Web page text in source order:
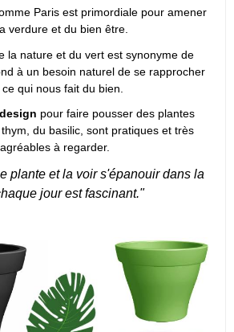
Paris est primordiale pour amener
verdure et du bien être.
la nature et du vert est synonyme de
à un besoin naturel de se rapprocher
qui nous fait du bien.
pour faire pousser des plantes
du basilic, sont pratiques et très
agréables à regarder.
plante et la voir s'épanouir dans la
jour est fascinant."